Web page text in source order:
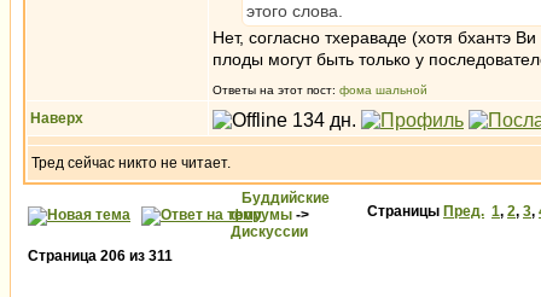
этого слова.
Нет, согласно тхераваде (хотя бхантэ
плоды могут быть только у
Ответы на этот пост: фома шальной
Наверх
Тред сейчас никто не читает.
Буддийские
форумы ->
Дискуссии
Страницы Пред. 1, 2, 3,
Страница 206 из 311